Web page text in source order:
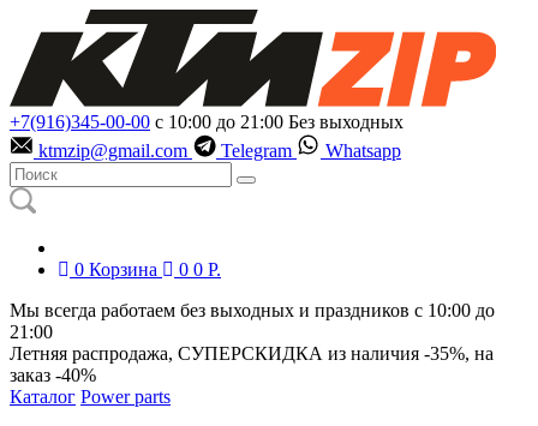
+7(916)345-00-00 с 10:00 до 21:00 Без выходных
ktmzip@gmail.com
Telegram Whatsapp
0 Корзина 0 0 Р.
Мы всегда работаем без выходных и праздников с 10:00 до
21:00
Летняя распродажа, СУПЕРСКИДКА из наличия -35%, на
заказ -40%
Каталог Power parts